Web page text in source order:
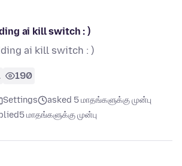
ai kill switch : )
ai kill switch : )
190
Settings
asked 5 மாதங்களுக்கு முன்பு
5 மாதங்களுக்கு முன்பு